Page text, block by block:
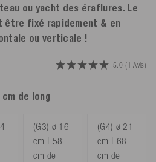
ou yacht des éraflures. Le
être fixé rapidement & en
ou verticale !
5.0 (1 Avis)
cm de long
(G3) ø 16
cm | 58
cm de
(G4) ø 21
cm | 68
cm de